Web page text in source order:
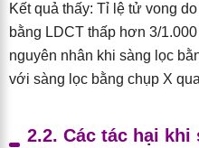
Kết quả thấy: Tỉ lệ tử vong
bằng LDCT thấp hơn 3/
nguyên nhân khi sàng lọc
với sàng lọc bằng chụp X
2.2. Các tác hại